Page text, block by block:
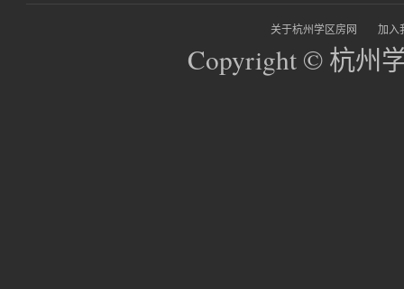
关于杭州学区房网 加入
Copyright © 杭州